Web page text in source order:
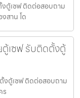
งตู้เซฟ ติดต่อสอบถาม
สาน โด
เซฟ รับติดตั้งตู้
งตู้เซฟ ติดต่อสอบถาม
ร